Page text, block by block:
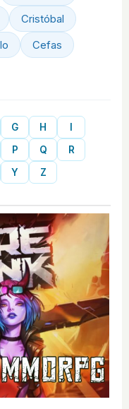
Cristóbal
Cefas
G H
P Q
R
Y Z